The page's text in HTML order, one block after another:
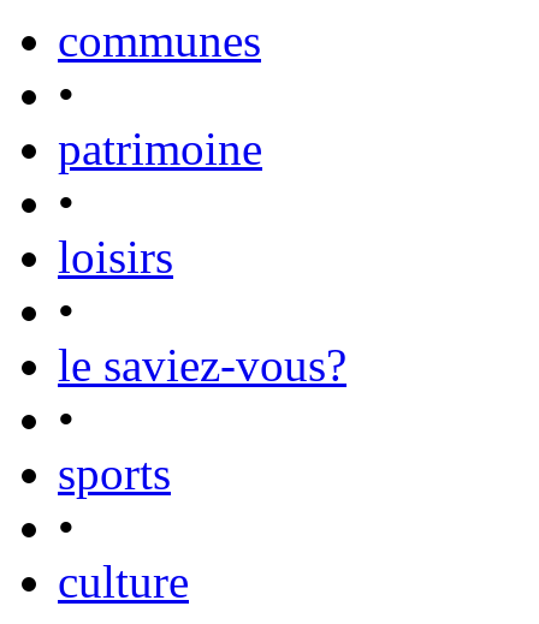
communes
•
patrimoine
•
loisirs
•
le saviez-vous?
•
sports
•
culture